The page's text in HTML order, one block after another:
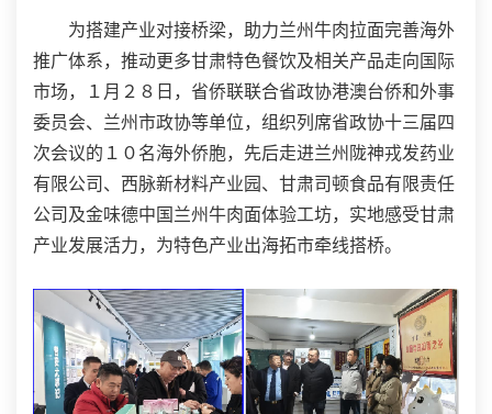
为搭建产业对接桥梁，助力兰州牛肉拉面完善海外
推广体系，推动更多甘肃特色餐饮及相关产品走向国际
市场，１月２８日，省侨联联合省政协港澳台侨和外事
委员会、兰州市政协等单位，组织列席省政协十三届四
次会议的１０名海外侨胞，先后走进兰州陇神戎发药业
有限公司、西脉新材料产业园、甘肃司顿食品有限责任
公司及金味德中国兰州牛肉面体验工坊，实地感受甘肃
产业发展活力，为特色产业出海拓市牵线搭桥。